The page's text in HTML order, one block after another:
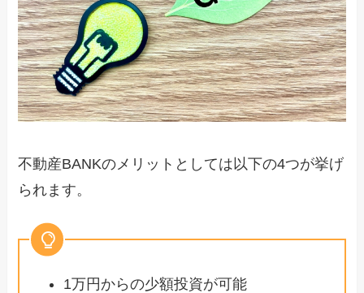
不動産BANKのメリットとしては以下の4つが挙げ
られます。
1万円からの少額投資が可能